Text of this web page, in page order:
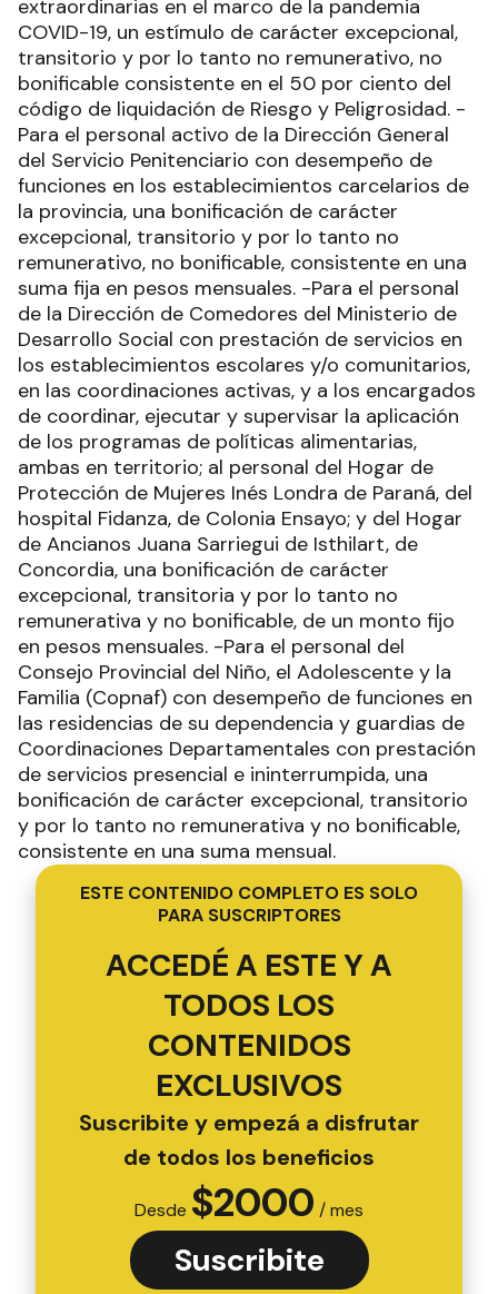
extraordinarias en el marco de la pandemia
COVID-19, un estímulo de carácter excepcional,
transitorio y por lo tanto no remunerativo, no
bonificable consistente en el 50 por ciento del
código de liquidación de Riesgo y Peligrosidad. -
Para el personal activo de la Dirección General
del Servicio Penitenciario con desempeño de
funciones en los establecimientos carcelarios de
la provincia, una bonificación de carácter
excepcional, transitorio y por lo tanto no
remunerativo, no bonificable, consistente en una
suma fija en pesos mensuales. -Para el personal
de la Dirección de Comedores del Ministerio de
Desarrollo Social con prestación de servicios en
los establecimientos escolares y/o comunitarios,
en las coordinaciones activas, y a los encargados
de coordinar, ejecutar y supervisar la aplicación
de los programas de políticas alimentarias,
ambas en territorio; al personal del Hogar de
Protección de Mujeres Inés Londra de Paraná, del
hospital Fidanza, de Colonia Ensayo; y del Hogar
de Ancianos Juana Sarriegui de Isthilart, de
Concordia, una bonificación de carácter
excepcional, transitoria y por lo tanto no
remunerativa y no bonificable, de un monto fijo
en pesos mensuales. -Para el personal del
Consejo Provincial del Niño, el Adolescente y la
Familia (Copnaf) con desempeño de funciones en
las residencias de su dependencia y guardias de
Coordinaciones Departamentales con prestación
de servicios presencial e ininterrumpida, una
bonificación de carácter excepcional, transitorio
y por lo tanto no remunerativa y no bonificable,
consistente en una suma mensual.
ESTE CONTENIDO COMPLETO ES SOLO
PARA SUSCRIPTORES
ACCEDÉ A ESTE Y A
TODOS LOS
CONTENIDOS
EXCLUSIVOS
Suscribite y empezá a disfrutar
de todos los beneficios
Desde $2000 / mes
Suscribite